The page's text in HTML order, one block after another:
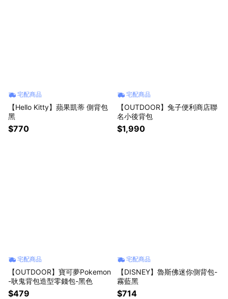
宅配商品
【Hello Kitty】蘋果凱蒂 側背包
黑
$770
宅配商品
【OUTDOOR】兔子便利商店聯
名小後背包
$1,990
宅配商品
【OUTDOOR】寶可夢Pokemon
-耿鬼背包造型零錢包-黑色
$479
宅配商品
【DISNEY】魯斯佛迷你側背包-
霧藍黑
$714